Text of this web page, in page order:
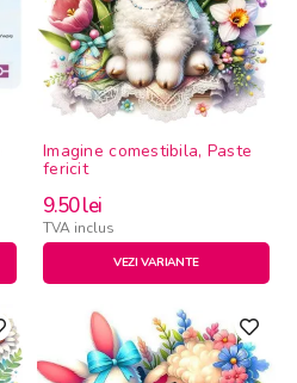
Imagine comestibila, Paste
fericit
9.50lei
TVA inclus
VEZI VARIANTE